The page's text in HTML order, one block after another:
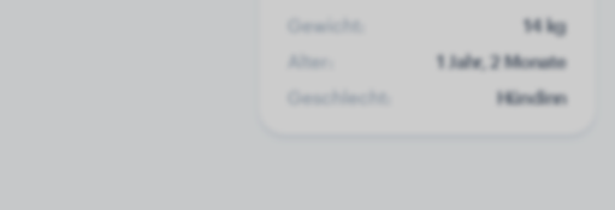
Gewicht:
14 kg
Alter:
1 Jahr, 2 Monate
Geschlecht:
Hündinn